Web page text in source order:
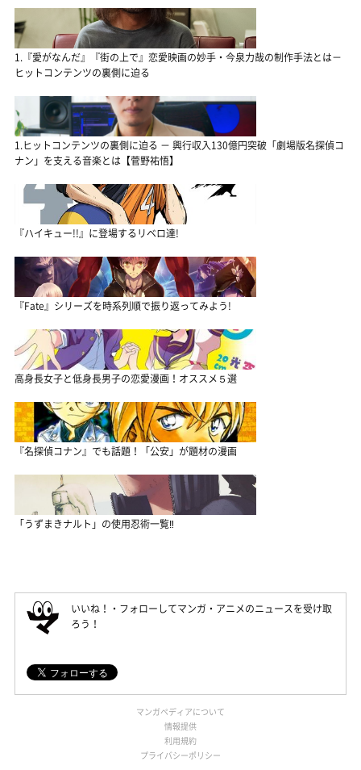
1.『愛がなんだ』『街の上で』恋愛映画の妙手・今泉力哉の制作手法とは－
ヒットコンテンツの裏側に迫る
1.ヒットコンテンツの裏側に迫る － 興行収入130億円突破「劇場版名探偵コ
ナン」を支える音楽とは【菅野祐悟】
『ハイキュー!!』に登場するリベロ達!
『Fate』シリーズを時系列順で振り返ってみよう!
高身長女子と低身長男子の恋愛漫画！オススメ５選
『名探偵コナン』でも話題！「公安」が題材の漫画
「うずまきナルト」の使用忍術一覧‼
いいね！・フォローしてマンガ・アニメのニュースを受け取
ろう！
マンガペディアについて
情報提供
利用規約
プライバシーポリシー